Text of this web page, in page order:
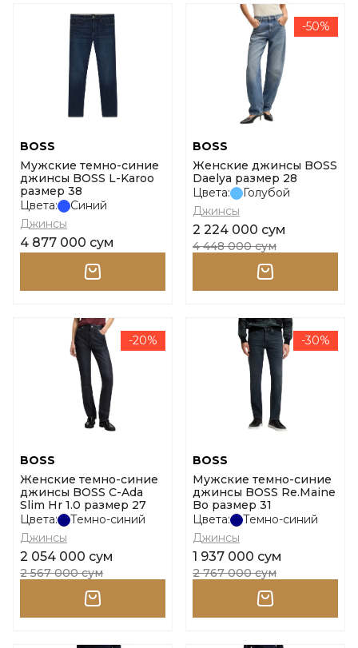
BOSS
Мужские темно-синие
джинсы BOSS L-Karoo
размер 38
Цвета:
Синий
Джинсы
4 877 000 сум
-50%
BOSS
Женские джинсы BOSS
Daelya размер 28
Цвета:
Голубой
Джинсы
2 224 000 сум
4 448 000 сум
-20%
BOSS
Женские темно-синие
джинсы BOSS C-Ada
Slim Hr 1.0 размер 27
Цвета:
Темно-синий
Джинсы
2 054 000 сум
2 567 000 сум
-30%
BOSS
Мужские темно-синие
джинсы BOSS Re.Maine
Bo размер 31
Цвета:
Темно-синий
Джинсы
1 937 000 сум
2 767 000 сум